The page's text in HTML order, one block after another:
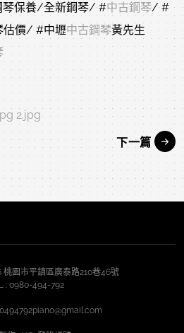
保養/全新鋼琴/ #中古鋼琴/ #
估價/ #中壢中古鋼琴黃先生
2.jpg
下一篇
園市平鎮區廣泰路210巷46號
: 0980-494-792